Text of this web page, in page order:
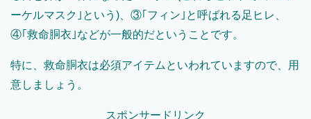
ーケルマスク｣という)、③｢フィン｣と呼ばれる足ヒレ、
④｢救命胴衣｣などが一般的だということです。
特に、救命胴衣は必須アイテムといわれていますので、用
意しましょう。
スポンサードリンク